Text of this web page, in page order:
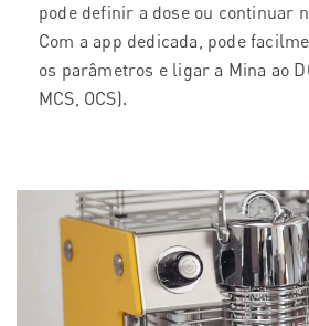
pode definir a dose ou continuar
Com a app dedicada, pode
os parâmetros e ligar a Mina ao
MCS, OCS).